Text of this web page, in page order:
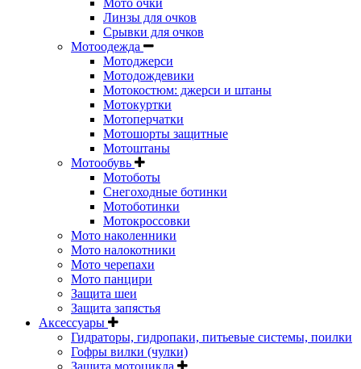
Линзы для очков
Срывки для очков
Мотоодежда
Мотоджерси
Мотодождевики
Мотокостюм: джерси и штаны
Мотокуртки
Мотоперчатки
Мотошорты защитные
Мотоштаны
Мотообувь
Мотоботы
Снегоходные ботинки
Мотоботинки
Мотокроссовки
Мото наколенники
Мото налокотники
Мото черепахи
Мото панцири
Защита шеи
Защита запястья
Аксессуары
Гидраторы, гидропаки, питьевые системы, поилки
Гофры вилки (чулки)
Защита мотоцикла